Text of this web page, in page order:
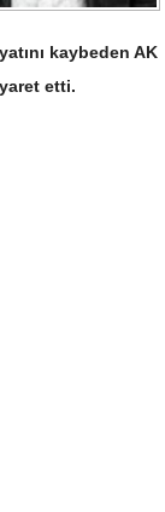
kaybeden AK
etti.